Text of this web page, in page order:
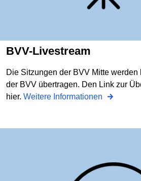
BVV-Livestream
Die Sitzungen der BVV Mitte
der BVV übertragen. Den Link zur
hier. Weitere Informationen